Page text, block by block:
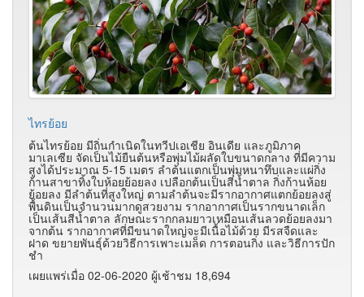
ไทรย้อย
ต้นไทรย้อย มีถิ่นกำเนิดในทวีปเอเชีย อินเดีย และภูมิภาค
มาเลเซีย จัดเป็นไม้ยืนต้นหรือพุ่มไม้ผลัดใบขนาดกลาง ที่มีความ
สูงได้ประมาณ 5-15 เมตร ลำต้นแตกเป็นพุ่มหนาทึบและแผ่กิ่ง
ก้านสาขาทิ้งใบห้อยย้อยลง เปลือกต้นเป็นสีน้ำตาล กิ่งก้านห้อย
ย้อยลง มีลำต้นที่สูงใหญ่ ตามลำต้นจะมีรากอากาศแตกย้อยลงสู่
พื้นดินเป็นจำนวนมากดูสวยงาม รากอากาศเป็นรากขนาดเล็ก
เป็นเส้นสีน้ำตาล ลักษณะรากกลมยาวเหมือนเส้นลวดย้อยลงมา
จากต้น รากอากาศที่มีขนาดใหญ่จะมีเนื้อไม้ด้วย มีรสจืดและ
ฝาด ขยายพันธุ์ด้วยวิธีการเพาะเมล็ด การตอนกิ่ง และวิธีการปัก
ชำ
เผยแพร่เมื่อ 02-06-2020 ผู้เช้าชม 18,694